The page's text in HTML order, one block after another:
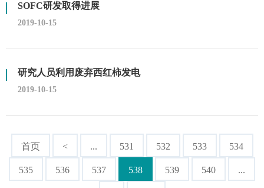
SOFC研发取得进展
2019-10-15
研究人员利用废弃西红柿发电
2019-10-15
首页 < ... 531 532 533 534
535 536 537 538 539 540 ...